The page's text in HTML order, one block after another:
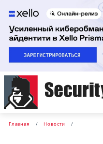
Главная Новости